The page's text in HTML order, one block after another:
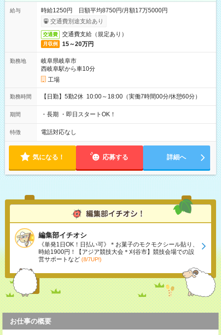
給与
時給1250円 日額平均8750円/月額17万5000円
交通費別途支給あり
交通費 交通費支給（規定あり）
月収例 15～20万円
勤務地
岐阜県岐阜市
西岐阜駅から車10分
工場
勤務時間 【日勤】5勤2休 10:00～18:00（実働7時間00分/休憩60分）
期間 ・長期 ・即日スタートOK！
特徴 電話対応なし
気になる！ 応募する 詳細へ
編集部イチオシ
《単発1日OK！日払い可》＊お菓子のモクモクシール貼り、
時給1900円！【アジア競技大会＊刈谷市】競技会場での設
営サポートなど (8/7UP!)
お仕事の概要